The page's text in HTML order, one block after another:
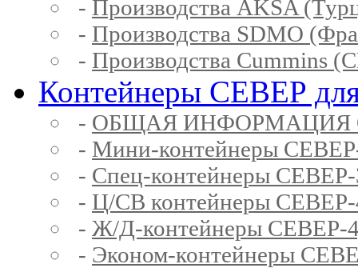
- Производства AKSA
- Производства SDMO
- Производства Cummins
Контейнеры СЕВЕР для
- ОБЩАЯ ИНФОРМАЦИЯ
- Мини-контейнеры
- Спец-контейнеры
- Ц/СВ контейнеры
- Ж/Д-контейнеры
- Эконом-контейнеры